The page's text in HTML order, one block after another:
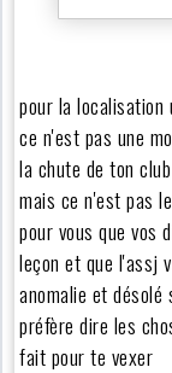
pour la
ce n'est pas une
la chute de ton
mais ce n'est pas
pour vous que vos
leçon et que l'assj
anomalie et
préfère dire les
fait pour te vexer